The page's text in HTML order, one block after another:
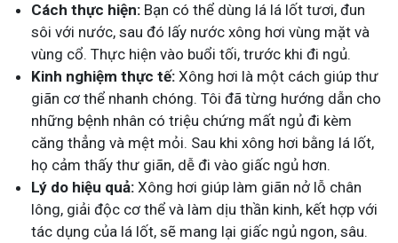
Cách thực hiện: Bạn có thể dùng lá lá lốt tươi, đun
sôi với nước, sau đó lấy nước xông hơi vùng mặt và
vùng cổ. Thực hiện vào buổi tối, trước khi đi ngủ.
Kinh nghiệm thực tế: Xông hơi là một cách giúp thư
giãn cơ thể nhanh chóng. Tôi đã từng hướng dẫn cho
những bệnh nhân có triệu chứng mất ngủ đi kèm
căng thẳng và mệt mỏi. Sau khi xông hơi bằng lá lốt,
họ cảm thấy thư giãn, dễ đi vào giấc ngủ hơn.
Lý do hiệu quả: Xông hơi giúp làm giãn nở lỗ chân
lông, giải độc cơ thể và làm dịu thần kinh, kết hợp với
tác dụng của lá lốt, sẽ mang lại giấc ngủ ngon, sâu.